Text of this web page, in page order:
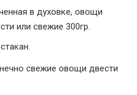
в духовке, овощи
или свежие 300гр.
свежие овощи двести